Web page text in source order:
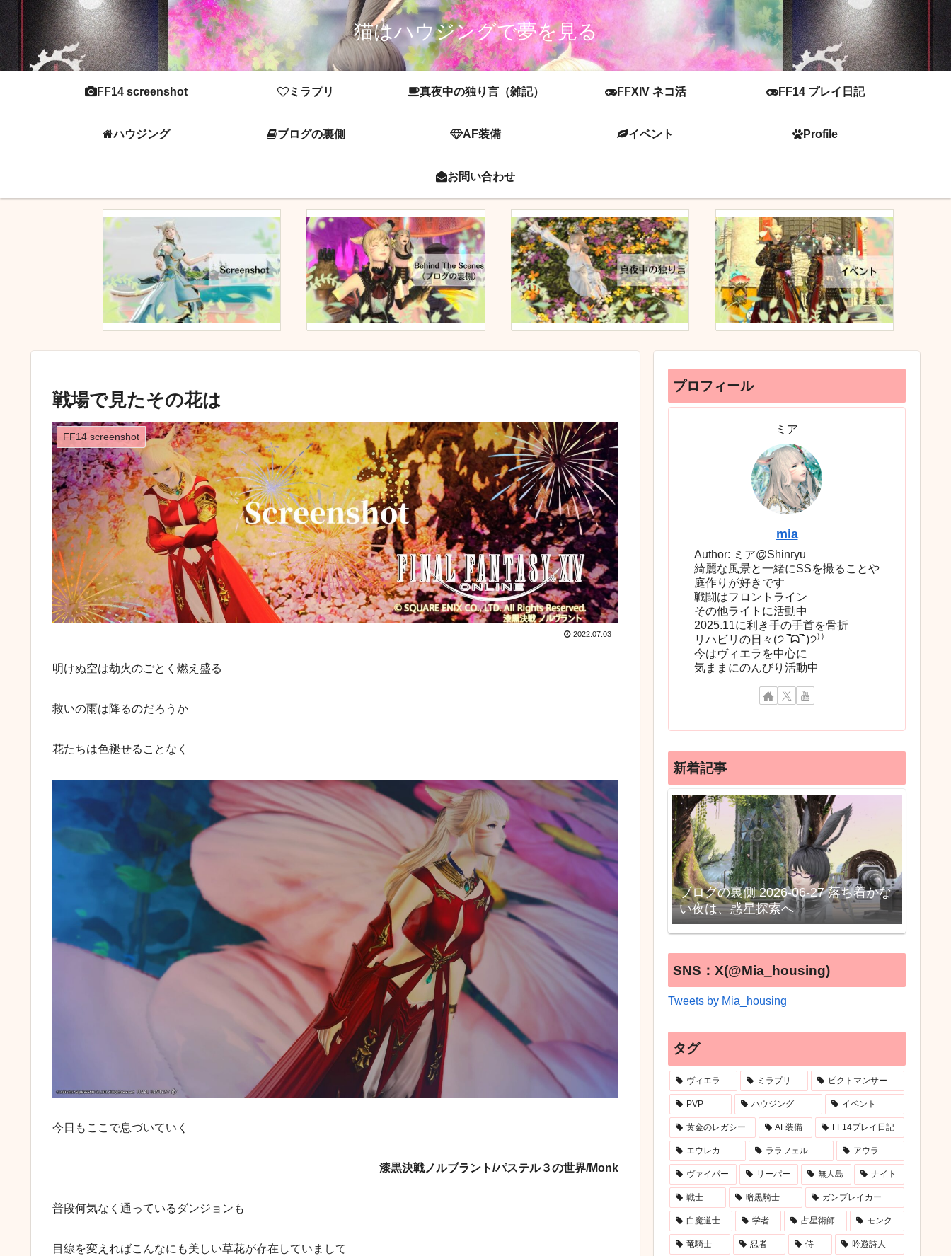
猫はハウジングで夢を見る
FF14 screenshot ミラプリ 真夜中の独り言（雑記） FFXIV ネコ活 FF14 プレイ日記
ハウジング ブログの裏側 AF装備 イベント Profile
お問い合わせ
戦場で見たその花は
FF14 screenshot
2022.07.03
明けぬ空は劫火のごとく燃え盛る
救いの雨は降るのだろうか
花たちは色褪せることなく
今日もここで息づいていく
漆黒決戦ノルブラント/パステル３の世界/Monk
普段何気なく通っているダンジョンも
目線を変えればこんなにも美しい草花が存在していまして
プロフィール
ミア
mia
Author: ミア@Shinryu
綺麗な風景と一緒にSSを撮ることや
庭作りが好きです
戦闘はフロントライン
その他ライトに活動中
2025.11に利き手の手首を骨折
リハビリの日々(੭ ‾᷄ᗣ‾᷅ )੭⁾⁾
今はヴィエラを中心に
気ままにのんびり活動中
新着記事
ブログの裏側 2026-06-27 落ち着かな
い夜は、惑星探索へ
SNS：X(@Mia_housing)
Tweets by Mia_housing
タグ
ヴィエラ ミラプリ ピクトマンサー
PVP ハウジング イベント
黄金のレガシー AF装備 FF14プレイ日記
エウレカ ララフェル アウラ
ヴァイパー リーパー 無人島 ナイト
戦士 暗黒騎士 ガンブレイカー
白魔道士 学者 占星術師 モンク
竜騎士 忍者 侍 吟遊詩人